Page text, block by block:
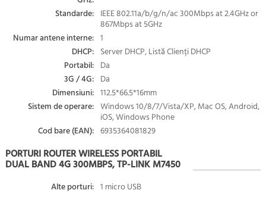
Standarde: IEEE 802.11a/b/g/n/ac 300Mbps at 2.4GHz or
867Mbps at 5GHz
Numar antene interne: 1
DHCP: Server DHCP, Listă Clienți DHCP
Portabil: Da
3G / 4G: Da
Dimensiuni: 112.5*66.5*16mm
Sistem de operare: Windows 10/8/7/Vista/XP, Mac OS, Android,
iOS, Windows Phone
Cod bare (EAN): 6935364081829
PORTURI ROUTER WIRELESS PORTABIL
DUAL BAND 4G 300MBPS, TP-LINK M7450
Alte porturi: 1 micro USB